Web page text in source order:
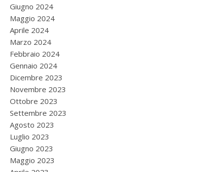
Giugno 2024
Maggio 2024
Aprile 2024
Marzo 2024
Febbraio 2024
Gennaio 2024
Dicembre 2023
Novembre 2023
Ottobre 2023
Settembre 2023
Agosto 2023
Luglio 2023
Giugno 2023
Maggio 2023